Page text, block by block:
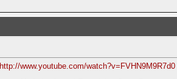
http://www.youtube.com/watch?v=FVHN9M9R7d0